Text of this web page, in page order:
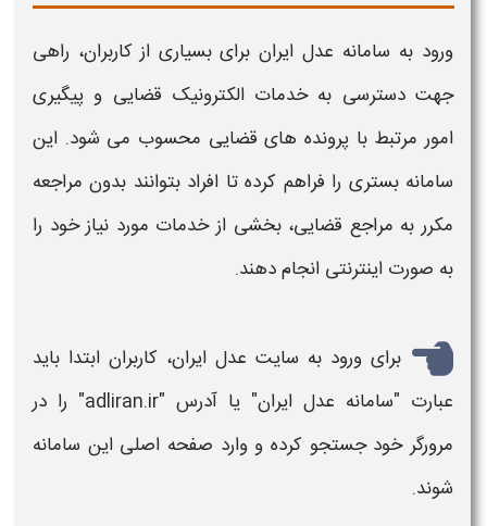
ورود به سامانه عدل ایران برای بسیاری از کاربران، راهی
جهت دسترسی به خدمات الکترونیک قضایی و پیگیری
امور مرتبط با پرونده های قضایی محسوب می شود. این
سامانه بستری را فراهم کرده تا افراد بتوانند بدون مراجعه
مکرر به مراجع قضایی، بخشی از خدمات مورد نیاز خود را
به صورت اینترنتی انجام دهند.
برای ورود به سایت عدل ایران، کاربران ابتدا باید
عبارت "سامانه عدل ایران" یا آدرس "adliran.ir"
را در
مرورگر خود جستجو کرده و وارد صفحه اصلی این سامانه
شوند.